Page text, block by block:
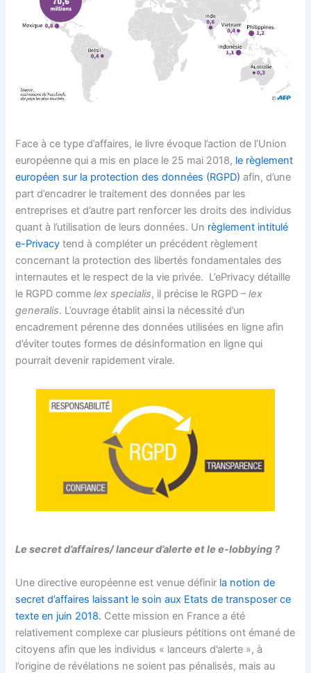
Face à ce type d’affaires, le livre évoque l’action de l’Union
européenne qui a mis en place le 25 mai 2018, le règlement
européen sur la protection des données (RGPD) afin, d’une
part d’encadrer le traitement des données par les
entreprises et d’autre part renforcer les droits des individus
quant à l’utilisation de leurs données. Un règlement intitulé
e-Privacy tend à compléter un précédent règlement
concernant la protection des libertés fondamentales des
internautes et le respect de la vie privée. L’ePrivacy détaille
le RGPD commelex specialis, il précise le RGPD –lex
generalis. L’ouvrage établit ainsi la nécessité d’un
encadrement pérenne des données utilisées en ligne afin
d’éviter toutes formes de désinformation en ligne qui
pourrait devenir rapidement virale.
Le secret d’affaires/ lanceur d’alerte et le e-lobbying ?
Une directive européenne est venue définir la notion de
secret d’affaires laissant le soin aux Etats de transposer ce
texte en juin 2018. Cette mission en France a été
relativement complexe car plusieurs pétitions ont émané de
citoyens afin que les individus « lanceurs d’alerte », à
l’origine de révélations ne soient pas pénalisés, mais au